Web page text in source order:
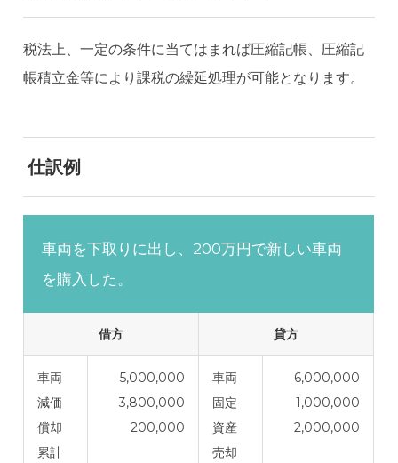
税法上、一定の条件に当てはまれば圧縮記帳、圧縮記
帳積立金等により課税の繰延処理が可能となります。
仕訳例
車両を下取りに出し、200万円で新しい車両
を購入した。
借方 貸方
車両
減価
償却
累計
5,000,000
3,800,000
200,000
車両
固定
資産
売却
6,000,000
1,000,000
2,000,000